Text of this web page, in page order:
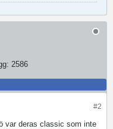
2586
#2
var deras classic som inte